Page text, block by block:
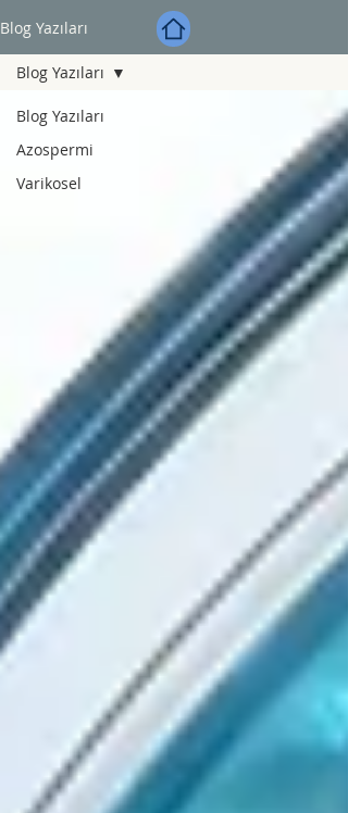
Blog Yazıları
Blog Yazıları
Azospermi
Varikosel
Blog Yazıları